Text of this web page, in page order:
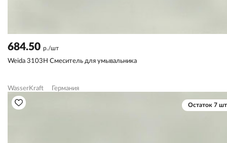
684.50 р./шт
Weida 3103H Смеситель для умывальника
WasserKraft Германия
Остаток 7 шт